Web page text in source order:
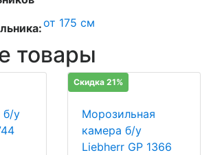
от 175 см
товары
б/у
Скидка 21%
Морозильная
камера б/у
Liebherr GP 1366